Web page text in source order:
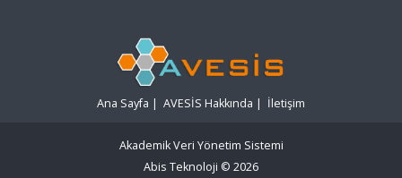
Ana Sayfa | AVESİS Hakkında | İletişim
Akademik Veri Yönetim Sistemi
Abis Teknoloji © 2026